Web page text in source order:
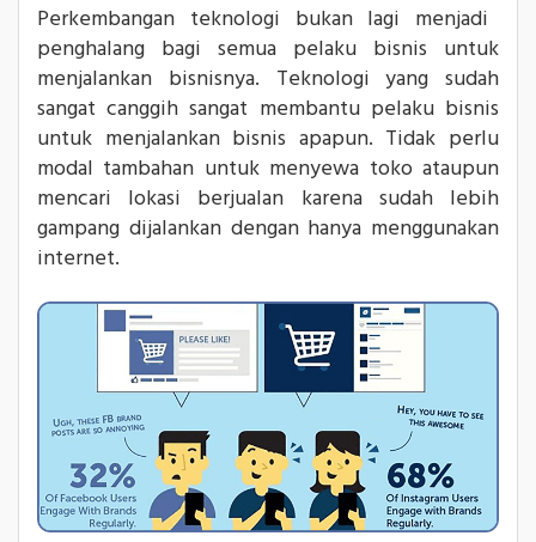
Perkembangan teknologi bukan lagi menjadi
penghalang bagi semua pelaku bisnis untuk
menjalankan bisnisnya. Teknologi yang sudah
sangat canggih sangat membantu pelaku bisnis
untuk menjalankan bisnis apapun. Tidak perlu
modal tambahan untuk menyewa toko ataupun
mencari lokasi berjualan karena sudah lebih
gampang dijalankan dengan hanya menggunakan
internet.